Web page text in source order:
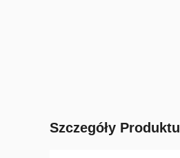
Szczegóły Produktu